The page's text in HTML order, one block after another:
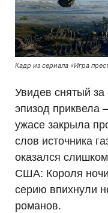
Кадр из сериала «Игра
Увидев снятый
эпизод
ужасе закрыла
слов источника
оказался
США: Короля
серию впихнули
романов.